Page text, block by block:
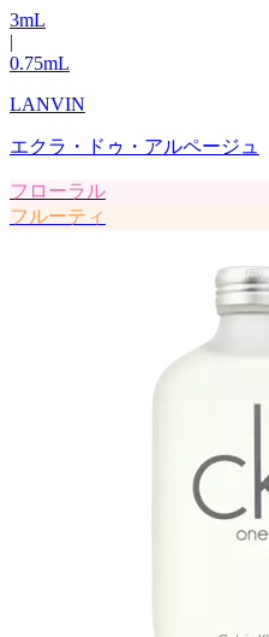
3mL
|
0.75mL
LANVIN
エクラ・ドゥ・アルページュ
フローラル
フルーティ